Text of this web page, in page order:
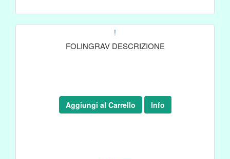
!
FOLINGRAV DESCRIZIONE
Aggiungi al Carrello Info